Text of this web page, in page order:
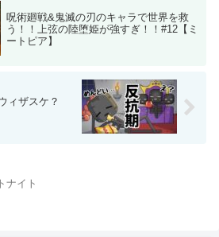
呪術廻戦&鬼滅の刃のキャラで世界を救
う！！上弦の陸堕姫が強すぎ！！#12【ミ
ートピア】
ィザスケ？
ナイト